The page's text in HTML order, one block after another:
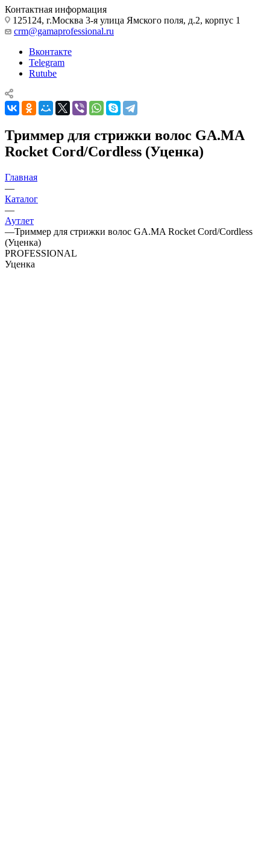
Контактная информация
125124, г.Москва 3-я улица Ямского поля, д.2, корпус 1
crm@gamaprofessional.ru
Вконтакте
Telegram
Rutube
Триммер для стрижки волос GA.MA
Rocket Cord/Cordless (Уценка)
Главная
—
Каталог
—
Аутлет
—Триммер для стрижки волос GA.MA Rocket Cord/Cordless
(Уценка)
PROFESSIONAL
Уценка